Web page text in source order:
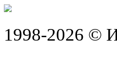
1998-2026 ©